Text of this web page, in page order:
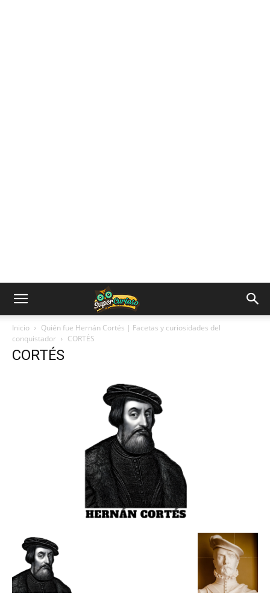
Inicio
Quién fue Hernán Cortés | Facetas y curiosidades del
conquistador
CORTÉS
CORTÉS